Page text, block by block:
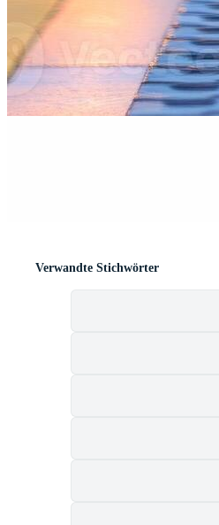
Verwandte Stichwörter